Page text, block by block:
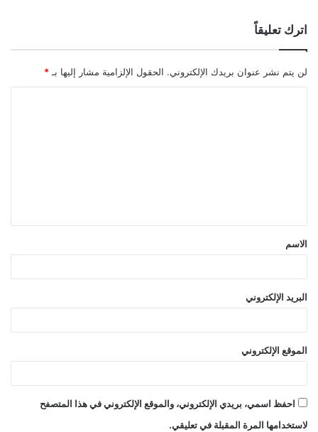
اترك تعليقاً
لن يتم نشر عنوان بريدك الإلكتروني. الحقول الإلزامية مشار إليها بـ *
ق
*
الاسم
البريد الإلكتروني
الموقع الإلكتروني
احفظ اسمي، بريدي الإلكتروني، والموقع الإلكتروني في هذا المتصفح
لاستخدامها المرة المقبلة في تعليقي.